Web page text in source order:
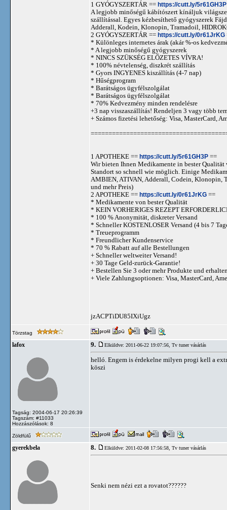
1 GYÓGYSZERTÁR == https://cutt.ly/5r61GH3P
A legjobb minőségű kábítószert kínáljuk
szállítással. Egyes kézbesíthető gyógyszerek
Adderall, Kodein, Klonopin, Tramadoil,
2 GYÓGYSZERTÁR == https://cutt.ly/0r61JrKG
* Különleges internetes árak (akár %-os
* A legjobb minőségű gyógyszerek
* NINCS SZÜKSÉG ELŐZETES VÍVRA!
* 100% névtelenség, diszkrét szállítás
* Gyors INGYENES kiszállítás (4-7 nap)
* Hűségprogram
* Barátságos ügyfélszolgálat
* Barátságos ügyfélszolgálat
* 70% Kedvezmény minden rendelésre
+3 nap visszaszállítás! Rendeljen 3 vagy több
+ Számos fizetési lehetőség: Visa, MasterCard,
1 APOTHEKE == https://cutt.ly/5r61GH3P ==
Wir bieten Ihnen Medikamente in bester
Standort so schnell wie möglich. Einige
AMBIEN, ATIVAN, Adderall, Codein, Klonopin,
und mehr Preis)
2 APOTHEKE == https://cutt.ly/0r61JrKG ==
* Medikamente von bester Qualität
* KEIN VORHERIGES REZEPT
* 100 % Anonymität, diskreter Versand
* Schneller KOSTENLOSER Versand (4 bis 7
* Treueprogramm
* Freundlicher Kundenservice
* 70 % Rabatt auf alle Bestellungen
+ Schneller weltweiter Versand!
+ 30 Tage Geld-zurück-Garantie!
+ Bestellen Sie 3 oder mehr Produkte und
+ Viele Zahlungsoptionen: Visa, MasterCard,
jzACPTiDU85IXiUgz
Törzstag
lafox
Tagság: 2004-06-17 20:26:39
Tagszám: #11033
Hozzászólások: 8
9. Elküldve: 2011-06-22 19:07:56, Tv tuner vásárlás
helló. Engem is érdekelne milyen progi kell a
köszi
Zöldfülű
gyerekbela 8. Elküldve: 2011-02-08 17:56:58, Tv tuner vásárlás
Senki nem nézi ezt a rovatot??????